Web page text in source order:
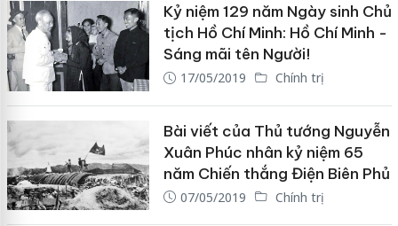
Kỷ niệm 129 năm Ngày sinh Chủ
tịch Hồ Chí Minh: Hồ Chí Minh -
Sáng mãi tên Người!
17/05/2019 Chính trị
Bài viết của Thủ tướng Nguyễn
Xuân Phúc nhân kỷ niệm 65
năm Chiến thắng Điện Biên Phủ
07/05/2019 Chính trị